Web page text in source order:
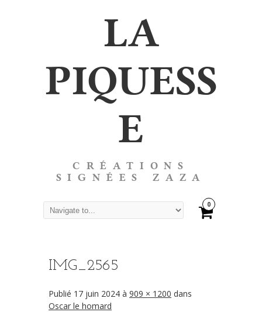
LA
PIQUESS
E
CRÉATIONS
SIGNÉES ZAZA
0
IMG_2565
Publié 17 juin 2024 à 909 × 1200 dans
Oscar le homard